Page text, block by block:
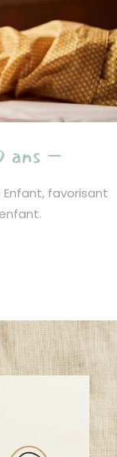
ans –
favorisant